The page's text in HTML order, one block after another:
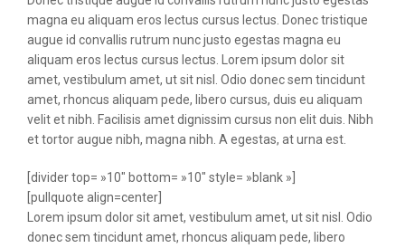
magna eu aliquam eros lectus cursus lectus. Donec tristique
augue id convallis rutrum nunc justo egestas magna eu
aliquam eros lectus cursus lectus. Lorem ipsum dolor sit
amet, vestibulum amet, ut sit nisl. Odio donec sem tincidunt
amet, rhoncus aliquam pede, libero cursus, duis eu aliquam
velit et nibh. Facilisis amet dignissim cursus non elit duis. Nibh
et tortor augue nibh, magna nibh. A egestas, at urna est.
[divider top= »10″ bottom= »10″ style= »blank »]
[pullquote align=center]
Lorem ipsum dolor sit amet, vestibulum amet, ut sit nisl. Odio
donec sem tincidunt amet, rhoncus aliquam pede, libero